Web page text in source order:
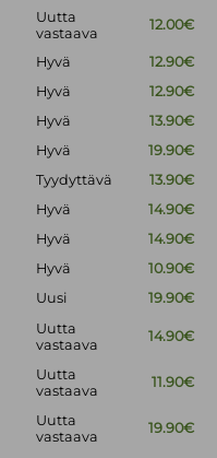
Uutta
vastaava
12.00€
Hyvä
12.90€
Hyvä
12.90€
Hyvä
13.90€
Hyvä
19.90€
Tyydyttävä
13.90€
Hyvä
14.90€
Hyvä
14.90€
Hyvä
10.90€
Uusi
19.90€
Uutta
vastaava
14.90€
Uutta
vastaava
11.90€
Uutta
vastaava
19.90€